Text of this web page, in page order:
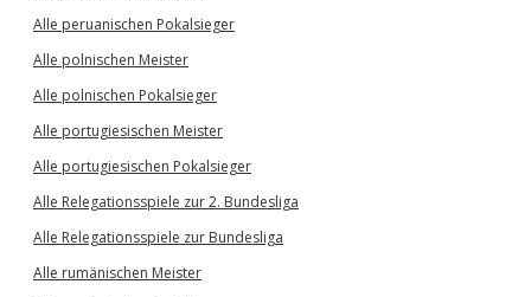
Alle peruanischen Pokalsieger
Alle polnischen Meister
Alle polnischen Pokalsieger
Alle portugiesischen Meister
Alle portugiesischen Pokalsieger
Alle Relegationsspiele zur 2. Bundesliga
Alle Relegationsspiele zur Bundesliga
Alle rumänischen Meister